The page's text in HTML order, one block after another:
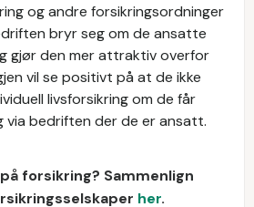
og andre forsikringsordninger
bryr seg om de ansatte
gjør den mer attraktiv overfor
vil se positivt på at de ikke
livsforsikring om de får
via bedriften der de er ansatt.
forsikring? Sammenlign
her.